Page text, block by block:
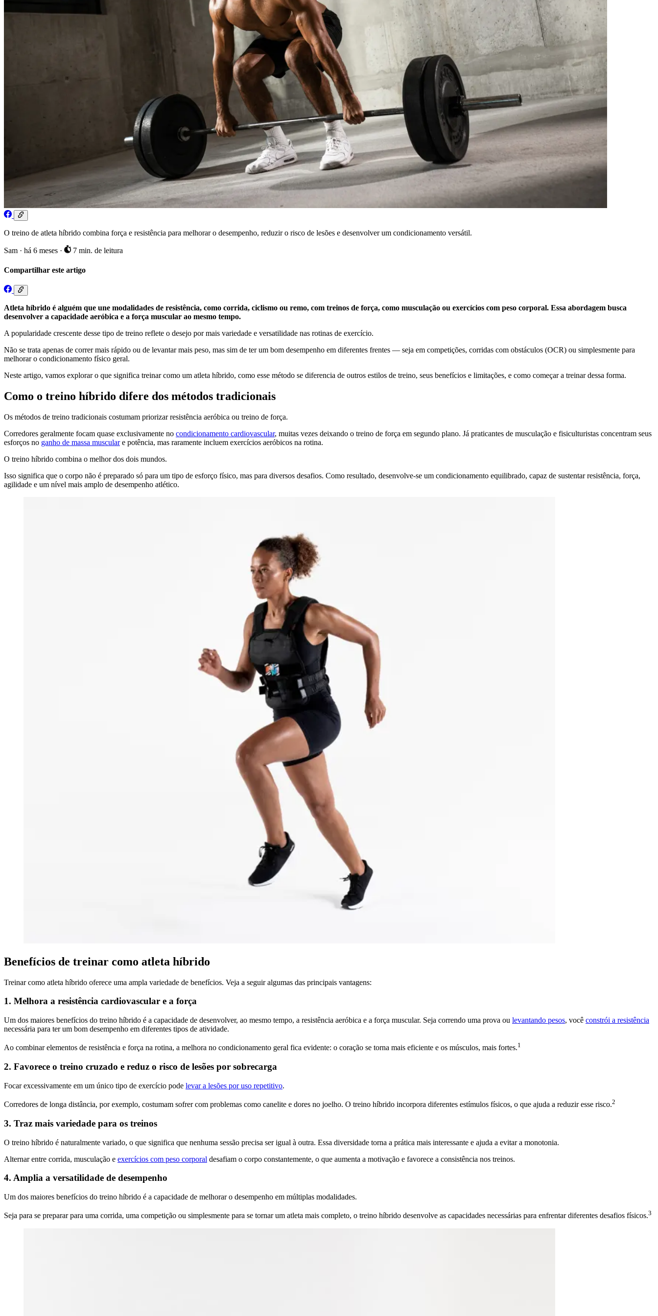
O treino de atleta híbrido combina força e resistência para melhorar o desempenho, reduzir o risco de lesões e desenvolver um condicionamento versátil.
Sam · há 6 meses · 7 min. de leitura
Compartilhar este artigo
Atleta híbrido é alguém que une modalidades de resistência, como corrida, ciclismo ou remo, com treinos de força, como musculação ou exercícios com peso corporal. Essa abordagem busca
desenvolver a capacidade aeróbica e a força muscular ao mesmo tempo.
A popularidade crescente desse tipo de treino reflete o desejo por mais variedade e versatilidade nas rotinas de exercício.
Não se trata apenas de correr mais rápido ou de levantar mais peso, mas sim de ter um bom desempenho em diferentes frentes — seja em competições, corridas com obstáculos (OCR) ou simplesmente para
melhorar o condicionamento físico geral.
Neste artigo, vamos explorar o que significa treinar como um atleta híbrido, como esse método se diferencia de outros estilos de treino, seus benefícios e limitações, e como começar a treinar dessa forma.
Como o treino híbrido difere dos métodos tradicionais
Os métodos de treino tradicionais costumam priorizar resistência aeróbica ou treino de força.
Corredores geralmente focam quase exclusivamente no condicionamento cardiovascular, muitas vezes deixando o treino de força em segundo plano. Já praticantes de musculação e fisiculturistas concentram seus
esforços no ganho de massa musculare potência, mas raramente incluem exercícios aeróbicos na rotina.
O treino híbrido combina o melhor dos dois mundos.
Isso significa que o corpo não é preparado só para um tipo de esforço físico, mas para diversos desafios. Como resultado, desenvolve-se um condicionamento equilibrado, capaz de sustentar resistência, força,
agilidade e um nível mais amplo de desempenho atlético.
Benefícios de treinar como atleta híbrido
Treinar como atleta híbrido oferece uma ampla variedade de benefícios. Veja a seguir algumas das principais vantagens:
1. Melhora a resistência cardiovascular e a força
Um dos maiores benefícios do treino híbrido é a capacidade de desenvolver, ao mesmo tempo, a resistência aeróbica e a força muscular. Seja correndo uma prova ou levantando pesos, você constrói a resistência
necessária para ter um bom desempenho em diferentes tipos de atividade.
Ao combinar elementos de resistência e força na rotina, a melhora no condicionamento geral fica evidente: o coração se torna mais eficiente e os músculos, mais fortes.1
2. Favorece o treino cruzado e reduz o risco de lesões por sobrecarga
Focar excessivamente em um único tipo de exercício pode levar a lesões por uso repetitivo.
Corredores de longa distância, por exemplo, costumam sofrer com problemas como canelite e dores no joelho. O treino híbrido incorpora diferentes estímulos físicos, o que ajuda a reduzir esse risco.2
3. Traz mais variedade para os treinos
O treino híbrido é naturalmente variado, o que significa que nenhuma sessão precisa ser igual à outra. Essa diversidade torna a prática mais interessante e ajuda a evitar a monotonia.
Alternar entre corrida, musculação e exercícios com peso corporal desafiam o corpo constantemente, o que aumenta a motivação e favorece a consistência nos treinos.
4. Amplia a versatilidade de desempenho
Um dos maiores benefícios do treino híbrido é a capacidade de melhorar o desempenho em múltiplas modalidades.
Seja para se preparar para uma corrida, uma competição ou simplesmente para se tornar um atleta mais completo, o treino híbrido desenvolve as capacidades necessárias para enfrentar diferentes desafios físicos.3